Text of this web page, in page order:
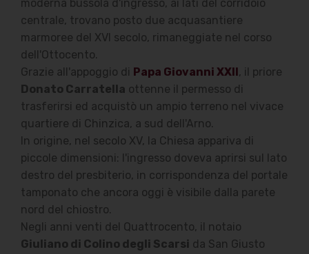
moderna bussola d'ingresso, ai lati del corridoio
centrale, trovano posto due acquasantiere
marmoree del XVI secolo, rimaneggiate nel corso
dell'Ottocento.
Grazie all'appoggio di Papa Giovanni XXII, il priore
Donato Carratella ottenne il permesso di
trasferirsi ed acquistò un ampio terreno nel vivace
quartiere di Chinzica, a sud dell'Arno.
In origine, nel secolo XV, la Chiesa appariva di
piccole dimensioni: l'ingresso doveva aprirsi sul lato
destro del presbiterio, in corrispondenza del portale
tamponato che ancora oggi è visibile dalla parete
nord del chiostro.
Negli anni venti del Quattrocento, il notaio
Giuliano di Colino degli Scarsi da San Giusto